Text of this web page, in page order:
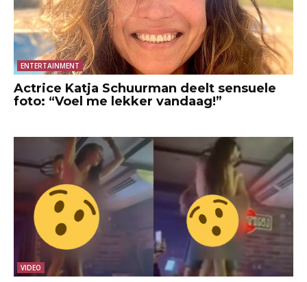
ENTERTAINMENT
Actrice Katja Schuurman deelt sensuele
foto: “Voel me lekker vandaag!”
VIDEO